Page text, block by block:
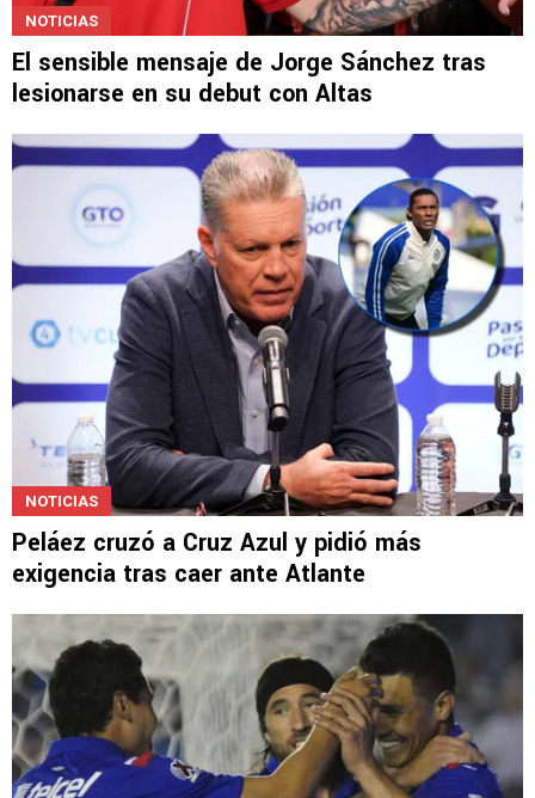
El sensible mensaje de Jorge Sánchez tras
lesionarse en su debut con Altas
Peláez cruzó a Cruz Azul y pidió más
exigencia tras caer ante Atlante